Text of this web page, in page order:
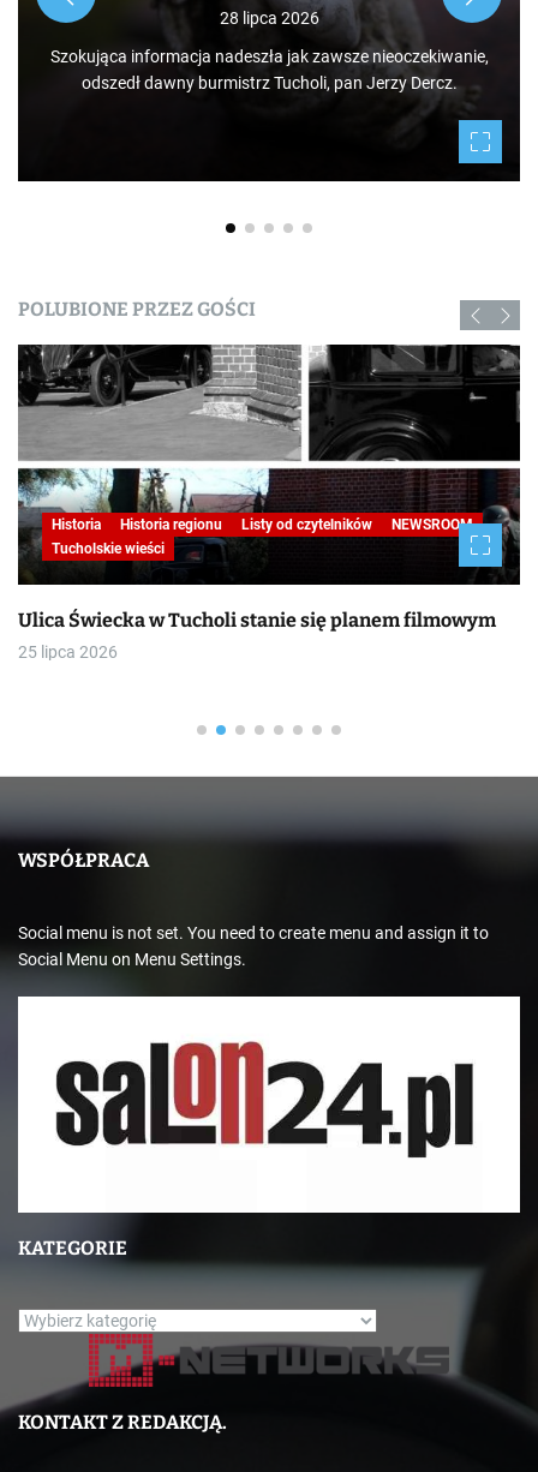
28 lipca 2026
Szokująca informacja nadeszła jak zawsze nieoczekiwanie,
odszedł dawny burmistrz Tucholi, pan Jerzy Dercz.
POLUBIONE PRZEZ GOŚCI
Historia Historia regionu Listy od czytelników
NEWSROOM
Tucholskie wieści
Ulica Świecka w Tucholi stanie się planem filmowym
25 lipca 2026
WSPÓŁPRACA
Social menu is not set. You need to create menu and assign it to
Social Menu on Menu Settings.
KATEGORIE
K
e
KONTAKT Z REDAKCJĄ.